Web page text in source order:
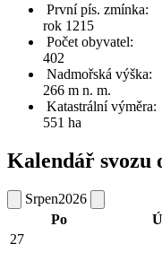
První pís. zmínka:
rok 1215
Počet obyvatel:
402
Nadmořská výška:
266 m n. m.
Katastrální výměra:
551 ha
Kalendář svozu
Srpen2026
Po
27